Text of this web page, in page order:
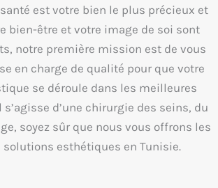
est votre bien le plus précieux et
bien-être et votre image de soi sont
notre première mission est de vous
en charge de qualité pour que votre
se déroule dans les meilleures
s’agisse d’une chirurgie des seins, du
soyez sûr que nous vous offrons les
esthétiques en Tunisie.